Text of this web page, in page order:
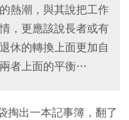
熱潮，與其說把工作
，更應該說長者或有
休的轉換上面更加自
者上面的平衡…
掏出一本記事簿，翻了